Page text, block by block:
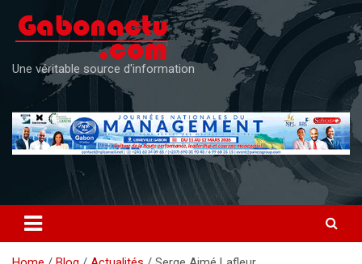
content
Une véritable source d'information